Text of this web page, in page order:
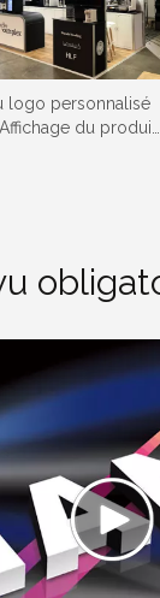
logo personnalisé
du produit